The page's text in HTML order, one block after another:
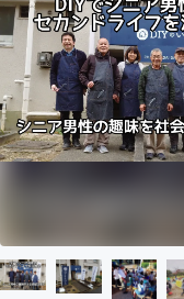
テクノロ
映像・映
ビジネス
CAMPFIRE